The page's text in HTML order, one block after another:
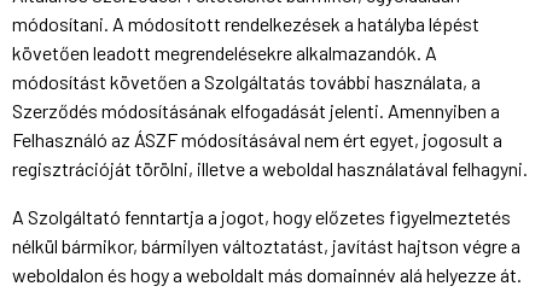
módosítani. A módosított rendelkezések a hatályba lépést
követően leadott megrendelésekre alkalmazandók. A
módosítást követően a Szolgáltatás további használata, a
Szerződés módosításának elfogadását jelenti. Amennyiben a
Felhasználó az ÁSZF módosításával nem ért egyet, jogosult a
regisztrációját törölni, illetve a weboldal használatával felhagyni.
A Szolgáltató fenntartja a jogot, hogy előzetes figyelmeztetés
nélkül bármikor, bármilyen változtatást, javítást hajtson végre a
weboldalon és hogy a weboldalt más domainnév alá helyezze át.